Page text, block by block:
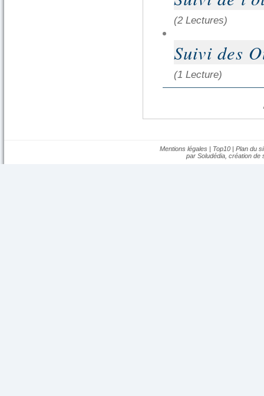
(2 Lectures)
Suivi des
(1 Lecture)
Mentions légales | Top10 | Plan du
par Soludédia, création de